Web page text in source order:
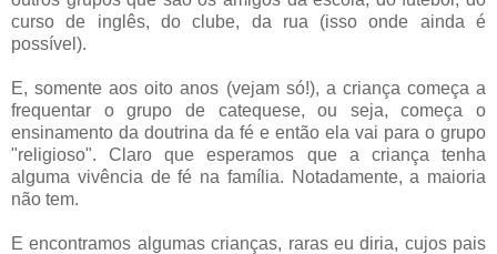
curso de inglês, do clube, da rua (isso onde ainda é
possível).
E, somente aos oito anos (vejam só!), a criança começa a
frequentar o grupo de catequese, ou seja, começa o
ensinamento da doutrina da fé e então ela vai para o grupo
"religioso". Claro que esperamos que a criança tenha
alguma vivência de fé na família. Notadamente, a maioria
não tem.
E encontramos algumas crianças, raras eu diria, cujos pais